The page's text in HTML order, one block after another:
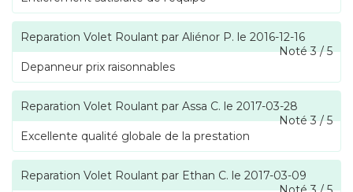
Reparation Volet Roulant par Aliénor P. le 2016-12-16
Noté3/5
Depanneur prix raisonnables
Reparation Volet Roulant par Assa C. le 2017-03-28
Noté3/5
Excellente qualité globale de la prestation
Reparation Volet Roulant par Ethan C. le 2017-03-09